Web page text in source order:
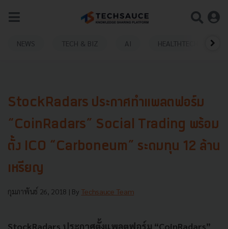
NEWS TECH & BIZ AI HEALTHTECH
StockRadars ประกาศทำแพลตฟอร์ม
“CoinRadars” Social Trading พร้อม
ตั้ง ICO “Carboneum” ระดมทุน 12 ล้าน
เหรียญ
กุมภาพันธ์ 26, 2018 | By Techsauce Team
StockRadars ประกาศตั้งแพลตฟอร์ม “CoinRadars”